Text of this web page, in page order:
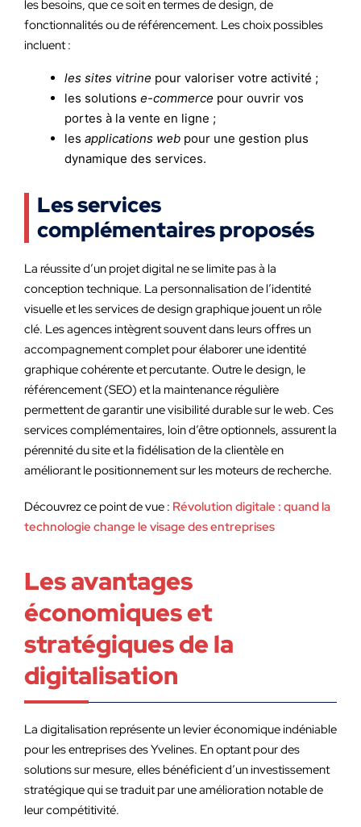
les besoins, que ce soit en termes de design, de
fonctionnalités ou de référencement. Les choix possibles
incluent :
les sites vitrine pour valoriser votre activité ;
les solutions e-commerce pour ouvrir vos
portes à la vente en ligne ;
les applications web pour une gestion plus
dynamique des services.
Les services
complémentaires proposés
La réussite d’un projet digital ne se limite pas à la
conception technique. La personnalisation de l’identité
visuelle et les services de design graphique jouent un rôle
clé. Les agences intègrent souvent dans leurs offres un
accompagnement complet pour élaborer une identité
graphique cohérente et percutante. Outre le design, le
référencement (SEO) et la maintenance régulière
permettent de garantir une visibilité durable sur le web. Ces
services complémentaires, loin d’être optionnels, assurent la
pérennité du site et la fidélisation de la clientèle en
améliorant le positionnement sur les moteurs de recherche.
Découvrez ce point de vue : Révolution digitale : quand la
technologie change le visage des entreprises
Les avantages
économiques et
stratégiques de la
digitalisation
La digitalisation représente un levier économique indéniable
pour les entreprises des Yvelines. En optant pour des
solutions sur mesure, elles bénéficient d’un investissement
stratégique qui se traduit par une amélioration notable de
leur compétitivité.